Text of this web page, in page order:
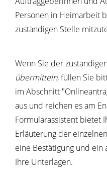
Personen in Heimarbeit
zuständigen Stelle
Wenn Sie der
übermitteln, füllen Sie
im Abschnitt
aus und reichen es am
Formularassistent bietet
Erläuterung der
eine Bestätigung und ein
Ihre Unterlagen.